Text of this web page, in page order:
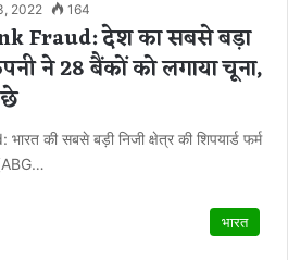
2022 164
Fraud: देश का सबसे बड़ा
ने 28 बैंकों को लगाया चूना,
की सबसे बड़ी निजी क्षेत्र की शिपयार्ड फर्म
भारत